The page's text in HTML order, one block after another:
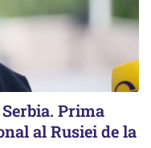
Prima
al Rusiei de la